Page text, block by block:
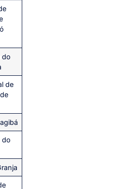
do
de
do